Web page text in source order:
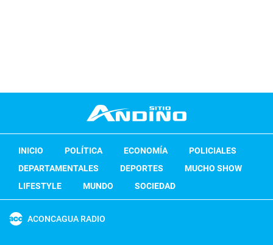
INICIO POLÍTICA ECONOMÍA
POLICIALES
DEPARTAMENTALES
DEPORTES
MUCHO SHOW
LIFESTYLE
MUNDO SOCIEDAD
ACONCAGUA RADIO